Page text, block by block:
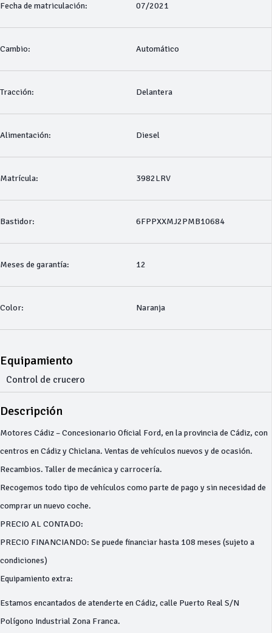
Fecha de matriculación: 07/2021
Cambio: Automático
Tracción: Delantera
Alimentación: Diesel
Matrícula: 3982LRV
Bastidor: 6FPPXXMJ2PMB10684
Meses de garantía: 12
Color: Naranja
Equipamiento
Control de crucero
Descripción
Motores Cádiz – Concesionario Oficial Ford, en la provincia de Cádiz, con
centros en Cádiz y Chiclana. Ventas de vehículos nuevos y de ocasión.
Recambios. Taller de mecánica y carrocería.
Recogemos todo tipo de vehículos como parte de pago y sin necesidad de
comprar un nuevo coche.
PRECIO AL CONTADO:
PRECIO FINANCIANDO: Se puede financiar hasta 108 meses (sujeto a
condiciones)
Equipamiento extra:
Estamos encantados de atenderte en Cádiz, calle Puerto Real S/N
Polígono Industrial Zona Franca.